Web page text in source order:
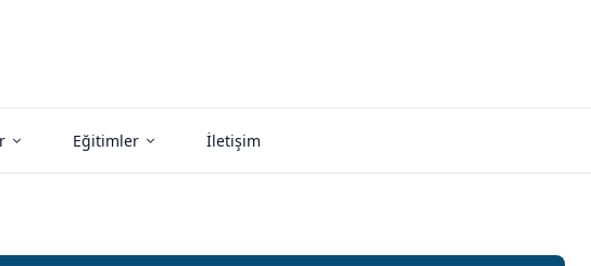
Eğitimler İletişim